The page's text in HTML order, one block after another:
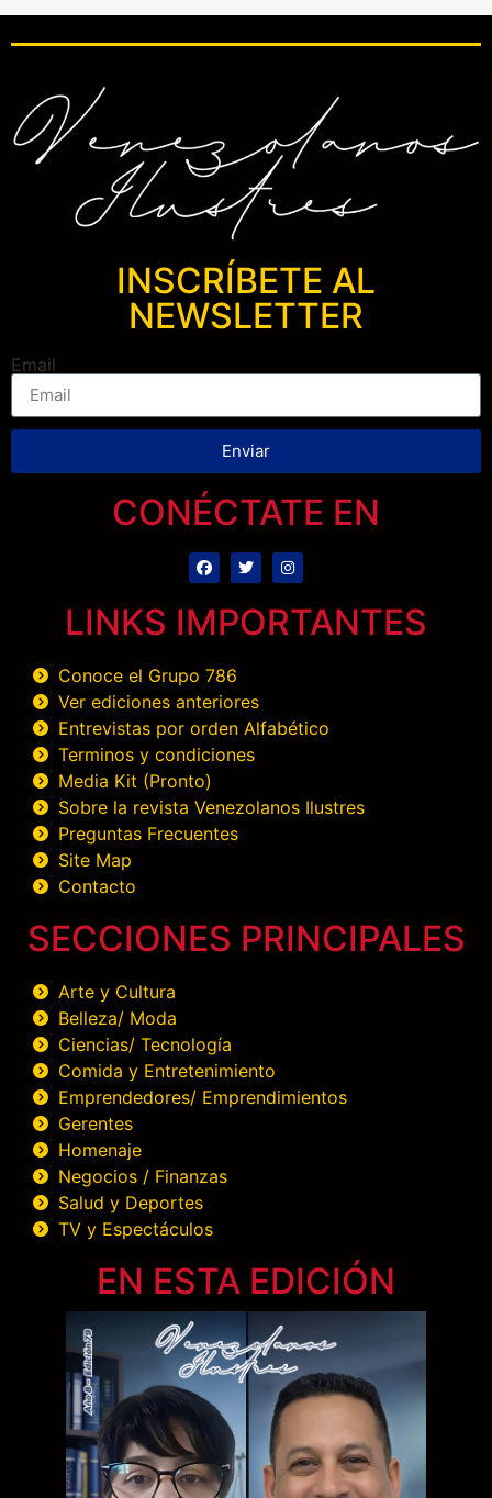
INSCRÍBETE AL
NEWSLETTER
Email
Enviar
CONÉCTATE EN
LINKS IMPORTANTES
Conoce el Grupo 786
Ver ediciones anteriores
Entrevistas por orden Alfabético
Terminos y condiciones
Media Kit (Pronto)
Sobre la revista Venezolanos Ilustres
Preguntas Frecuentes
Site Map
Contacto
SECCIONES PRINCIPALES
Arte y Cultura
Belleza/ Moda
Ciencias/ Tecnología
Comida y Entretenimiento
Emprendedores/ Emprendimientos
Gerentes
Homenaje
Negocios / Finanzas
Salud y Deportes
TV y Espectáculos
EN ESTA EDICIÓN